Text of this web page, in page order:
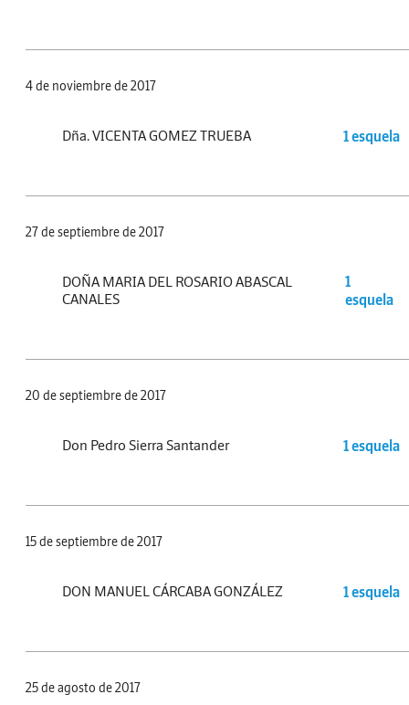
4 de noviembre de 2017
Dña. VICENTA GOMEZ TRUEBA 1 esquela
27 de septiembre de 2017
DOÑA MARIA DEL ROSARIO ABASCAL
CANALES
1
esquela
20 de septiembre de 2017
Don Pedro Sierra Santander 1 esquela
15 de septiembre de 2017
DON MANUEL CÁRCABA GONZÁLEZ 1 esquela
25 de agosto de 2017